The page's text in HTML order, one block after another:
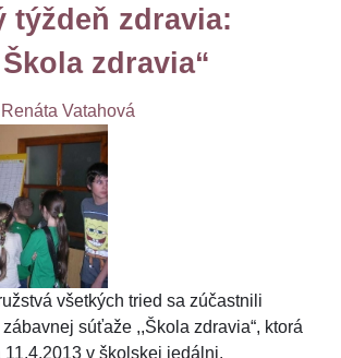
týždeň zdravia:
zdravia“
Renáta Vatahová
všetkých tried sa zúčastnili
súťaže ,,Škola zdravia“, ktorá
v školskej jedálni.